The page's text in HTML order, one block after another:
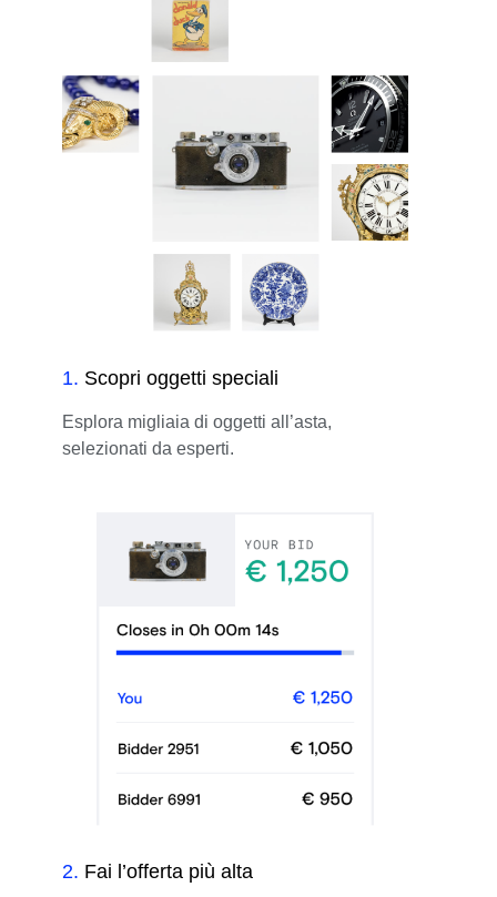
1. Scopri oggetti speciali
Esplora migliaia di oggetti all’asta,
selezionati da esperti.
2. Fai l’offerta più alta